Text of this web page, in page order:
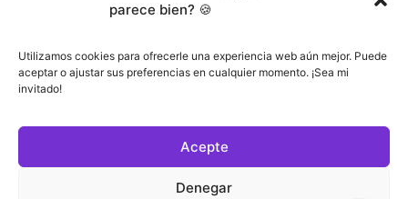
parece bien? 🍪
Utilizamos cookies para ofrecerle una experiencia web aún mejor. Puede
aceptar o ajustar sus preferencias en cualquier momento. ¡Sea mi
invitado!
Acepte
Denegar
Demostración del sistema